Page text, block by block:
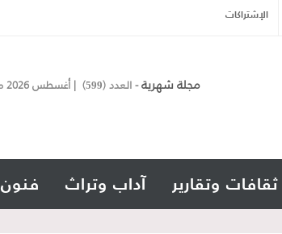
الإشتراكات
مجلة شهرية- العدد (599) | أغسطس 2026 م- صفر 1448 هـ
ثقافات وتقارير آداب وتراث فنون